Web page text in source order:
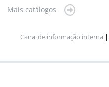
Mais catálogos
Canal de informação interna |